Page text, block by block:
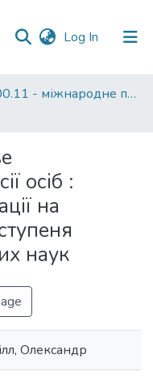
Log In (current)
12.00.11 - міжнародне право
осіб :
на
наук
Олександр